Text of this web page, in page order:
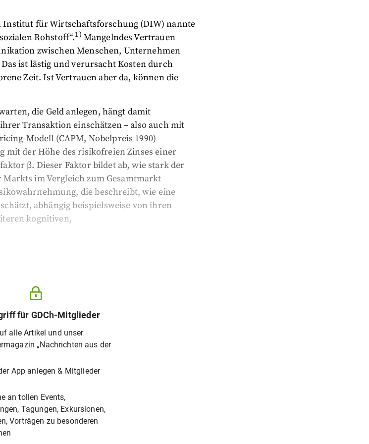
Institut für Wirtschaftsforschung (DIW) nannte
Rohstoff“.1) Mangelndes Vertrauen
zwischen Menschen, Unternehmen
ist lästig und verursacht Kosten durch
Zeit. Ist Vertrauen aber da, können die
die Geld anlegen, hängt damit
Transaktion einschätzen – also auch mit
Modell (CAPM, Nobelpreis 1990)
der Höhe des risikofreien Zinses einer
β. Dieser Faktor bildet ab, wie stark der
im Vergleich zum Gesamtmarkt
die beschreibt, wie eine
abhängig beispielsweise von ihren
kognitiven,
für GDCh-Mitglieder
alle Artikel und unser
„Nachrichten aus der
App anlegen & Mitglieder
an tollen Events,
Tagungen, Exkursionen,
Vorträgen zu besonderen